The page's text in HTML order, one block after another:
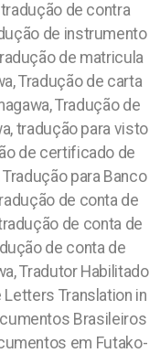
de contra
de instrumento
de matricula
Tradução de carta
Tradução de
tradução para visto
de certificado de
para Banco
de conta de
de conta de
de conta de
Tradutor Habilitado
Translation in
Brasileiros
em Futako-